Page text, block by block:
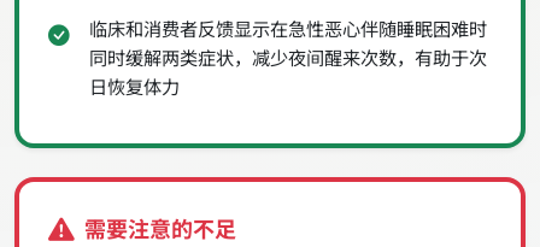
临床和消费者反馈显示在急性恶心伴随睡眠困难时
同时缓解两类症状，减少夜间醒来次数，有助于次
日恢复体力
需要注意的不足